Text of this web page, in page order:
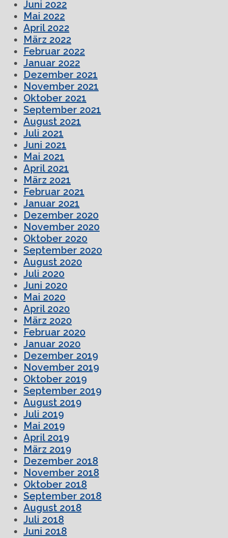
Juni 2022
Mai 2022
April 2022
März 2022
Februar 2022
Januar 2022
Dezember 2021
November 2021
Oktober 2021
September 2021
August 2021
Juli 2021
Juni 2021
Mai 2021
April 2021
März 2021
Februar 2021
Januar 2021
Dezember 2020
November 2020
Oktober 2020
September 2020
August 2020
Juli 2020
Juni 2020
Mai 2020
April 2020
März 2020
Februar 2020
Januar 2020
Dezember 2019
November 2019
Oktober 2019
September 2019
August 2019
Juli 2019
Mai 2019
April 2019
März 2019
Dezember 2018
November 2018
Oktober 2018
September 2018
August 2018
Juli 2018
Juni 2018